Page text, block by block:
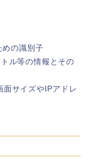
めの識別子
ル等の情報とその
面サイズやIPアドレ